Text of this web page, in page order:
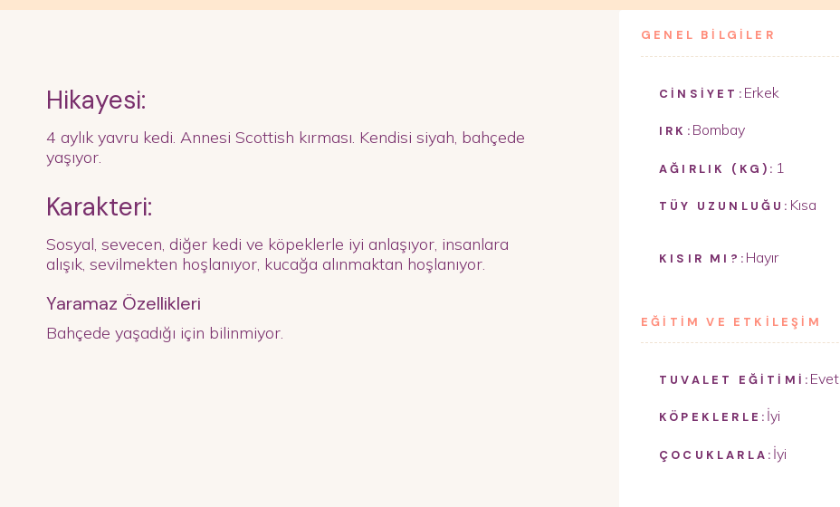
Hikayesi:
4 aylık yavru kedi. Annesi Scottish kırması. Kendisi siyah, bahçede
yaşıyor.
Karakteri:
Sosyal, sevecen, diğer kedi ve köpeklerle iyi anlaşıyor, insanlara
alışık, sevilmekten hoşlanıyor, kucağa alınmaktan hoşlanıyor.
Yaramaz Özellikleri
Bahçede yaşadığı için bilinmiyor.
GENEL BİLGİLER
CİNSİYET: Erkek
IRK: Bombay
AĞIRLIK (KG): 1
TÜY UZUNLUĞU: Kısa
KISIR MI?: Hayır
EĞİTİM VE ETKİLEŞİM
TUVALET EĞİTİMİ: Evet
KÖPEKLERLE: İyi
ÇOCUKLARLA: İyi